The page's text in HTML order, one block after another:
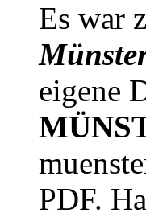
Es war
eigene
PDF.